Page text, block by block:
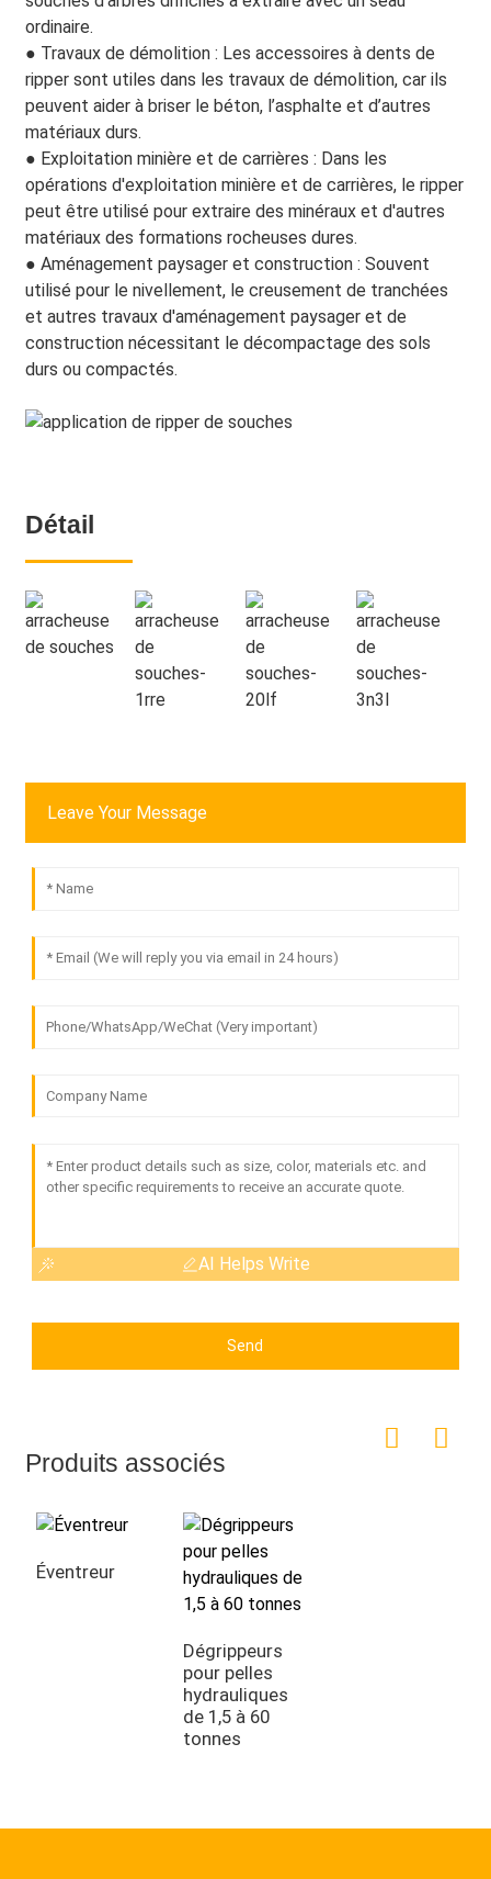
ordinaire.
● Travaux de démolition : Les accessoires à dents de
ripper sont utiles dans les travaux de démolition, car ils
peuvent aider à briser le béton, l’asphalte et d’autres
matériaux durs.
● Exploitation minière et de carrières : Dans les
opérations d'exploitation minière et de carrières, le ripper
peut être utilisé pour extraire des minéraux et d'autres
matériaux des formations rocheuses dures.
● Aménagement paysager et construction : Souvent
utilisé pour le nivellement, le creusement de tranchées
et autres travaux d'aménagement paysager et de
construction nécessitant le décompactage des sols
durs ou compactés.
Détail
Leave Your Message
AI Helps Write
Send
Produits associés
Éventreur
Dégrippeurs
pour pelles
hydrauliques
de 1,5 à 60
tonnes